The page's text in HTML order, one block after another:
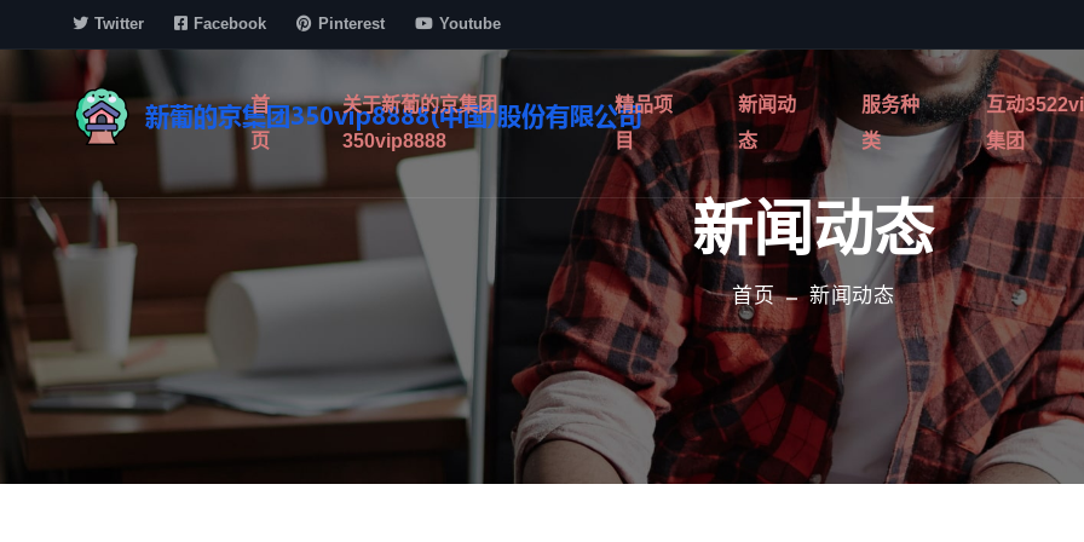
Twitter Facebook Pinterest Youtube
首
页
关于新葡的京集团
350vip8888
精品项
目
新闻动
态
服务种
类
互动
集团
新闻动态
首页 新闻动态